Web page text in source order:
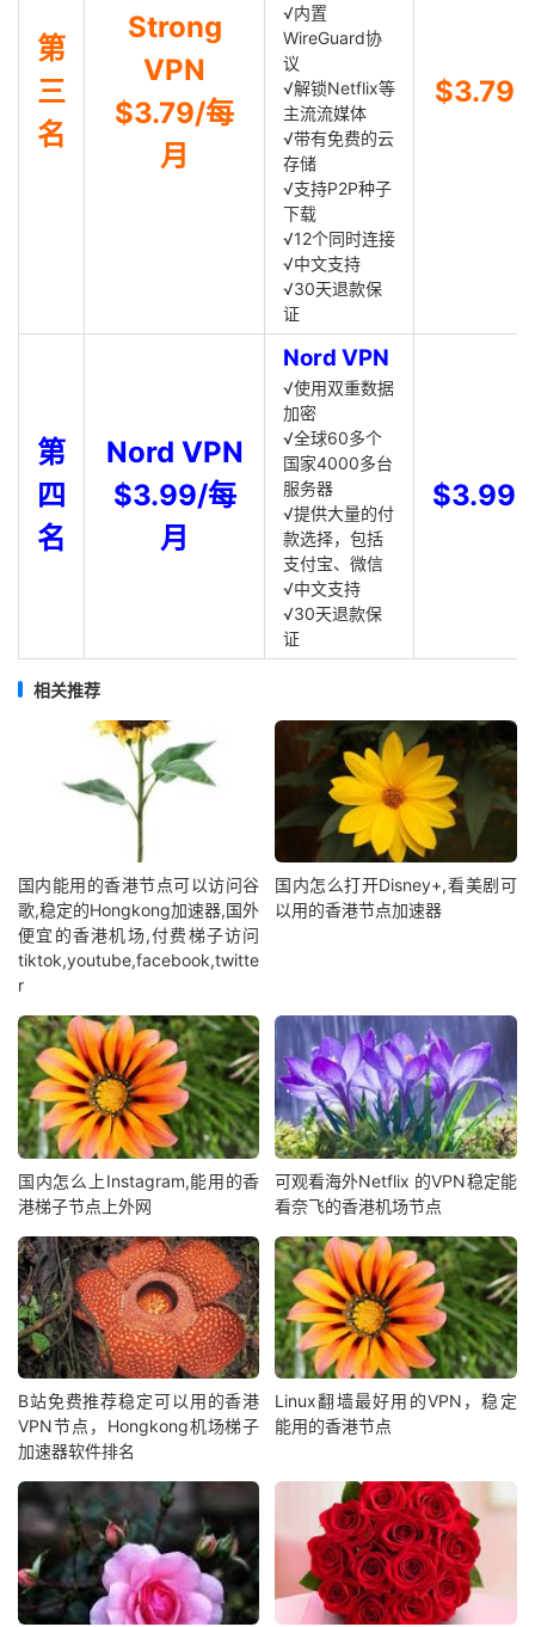
第
三
名
Strong
VPN
$3.79/每
月
√内置
WireGuard协
议
√解锁Netflix等
主流流媒体
√带有免费的云
存储
√支持P2P种子
下载
√12个同时连接
√中文支持
√30天退款保
证
$3.79
第
四
名
Nord VPN
$3.99/每
月
Nord VPN
√使用双重数据
加密
√全球60多个
国家4000多台
服务器
√提供大量的付
款选择，包括
支付宝、微信
√中文支持
√30天退款保
证
$3.99
相关推荐
国内能用的香港节点可以访问谷
歌,稳定的Hongkong加速器,国外
便宜的香港机场,付费梯子访问
tiktok,youtube,facebook,twitte
r
国内怎么打开Disney+,看美剧可
以用的香港节点加速器
国内怎么上Instagram,能用的香
港梯子节点上外网
可观看海外Netflix 的VPN稳定能
看奈飞的香港机场节点
B站免费推荐稳定可以用的香港
VPN节点，Hongkong机场梯子
加速器软件排名
Linux翻墙最好用的VPN，稳定
能用的香港节点